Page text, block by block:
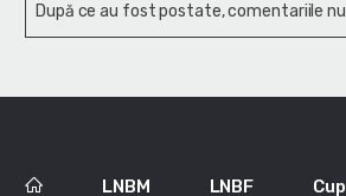
După ce au fost postate, comentariile
LNBM LNBF